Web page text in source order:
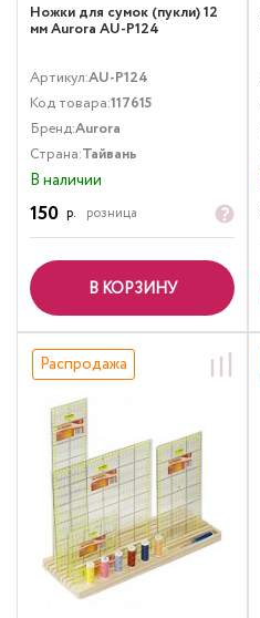
Ножки для сумок (пукли) 12
мм Aurora AU-P124
Артикул:AU-P124
Код товара:117615
Бренд:Aurora
Страна:Тайвань
В наличии
150 р. розница
В КОРЗИНУ
Распродажа